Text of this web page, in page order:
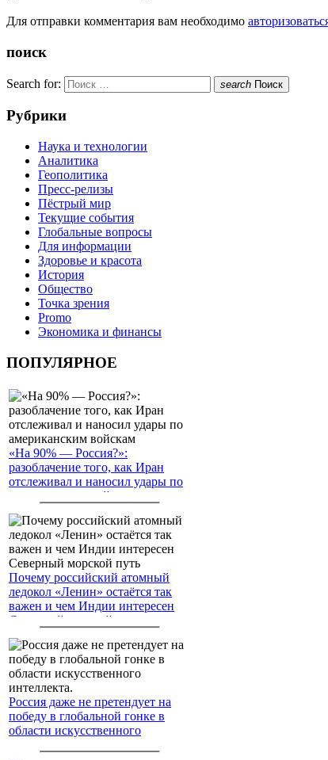
Для отправки комментария вам необходимо
поиск
Search for: search Поиск
Рубрики
Наука и технологии
Аналитика
Геополитика
Пресс-релизы
Пёстрый мир
Текущие события
Глобальные вопросы
Для информации
Здоровье и красота
История
Общество
Точка зрения
Promo
Экономика и финансы
ПОПУЛЯРНОЕ
«На 90% — Россия?»:
разоблачение того, как Иран
отслеживал и наносил удары по
американским войскам
Почему российский атомный
ледокол «Ленин» остаётся так
важен и чем Индии интересен
Северный морской путь
Россия даже не претендует на
победу в глобальной гонке в
области искусственного